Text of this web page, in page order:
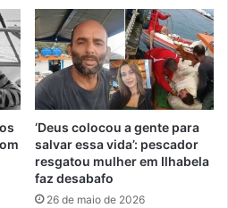
‘Deus colocou a gente para
salvar essa vida’: pescador
resgatou mulher em Ilhabela
faz desabafo
26 de maio de 2026